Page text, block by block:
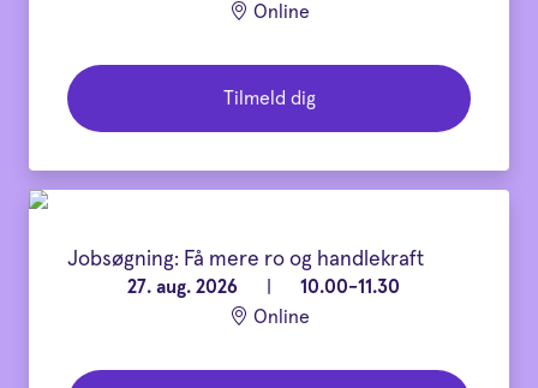
Online
Tilmeld dig
Jobsøgning: Få mere ro og handlekraft
27. aug. 2026
10.00-11.30
Online